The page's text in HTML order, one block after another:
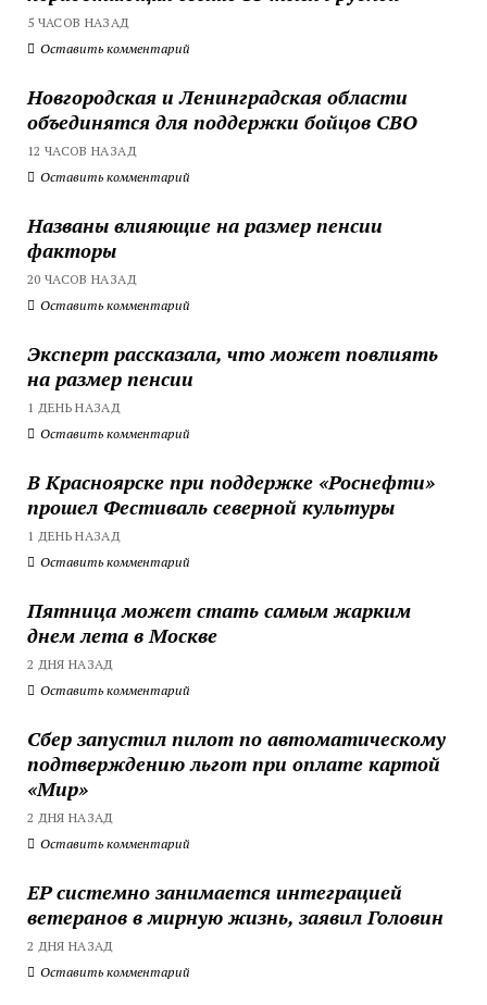
5 ЧАСОВ НАЗАД
Оставить комментарий
Новгородская и Ленинградская области
объединятся для поддержки бойцов СВО
12 ЧАСОВ НАЗАД
Оставить комментарий
Названы влияющие на размер пенсии
факторы
20 ЧАСОВ НАЗАД
Оставить комментарий
Эксперт рассказала, что может повлиять
на размер пенсии
1 ДЕНЬ НАЗАД
Оставить комментарий
В Красноярске при поддержке «Роснефти»
прошел Фестиваль северной культуры
1 ДЕНЬ НАЗАД
Оставить комментарий
Пятница может стать самым жарким
днем лета в Москве
2 ДНЯ НАЗАД
Оставить комментарий
Сбер запустил пилот по автоматическому
подтверждению льгот при оплате картой
«Мир»
2 ДНЯ НАЗАД
Оставить комментарий
ЕР системно занимается интеграцией
ветеранов в мирную жизнь, заявил Головин
2 ДНЯ НАЗАД
Оставить комментарий